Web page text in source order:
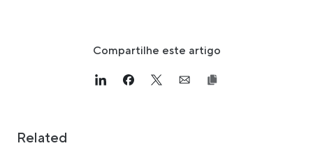
Compartilhe este artigo
Link opens in a new tab
>Share on Linkedin
Link opens in a new tab
>Share on Facebook
Link opens in a new tab
>Share on Twitter
Link opens in a new tab
>Share on Email
Related